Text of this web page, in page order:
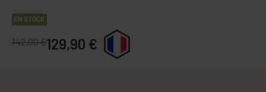
EN STOCK
142,00 €129,90 €